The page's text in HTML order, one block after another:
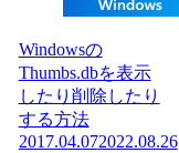
Windowsの
Thumbs.dbを表示
したり削除したり
する方法
2017.04.072022.08.26